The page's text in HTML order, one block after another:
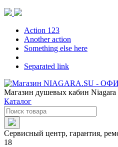
Action 123
Another action
Something else here
Separated link
Магазин душевых кабин
Каталог
Сервисный центр, гарантия,
18